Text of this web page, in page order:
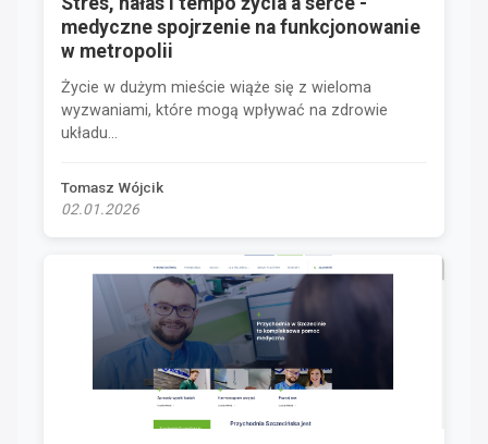
medyczne spojrzenie na funkcjonowanie
w metropolii
Życie w dużym mieście wiąże się z wieloma
wyzwaniami, które mogą wpływać na zdrowie
układu...
Tomasz Wójcik
02.01.2026